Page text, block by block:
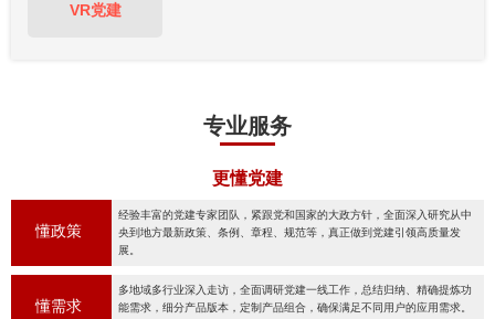
VR党建
专业服务
更懂党建
懂政策
经验丰富的党建专家团队，紧跟党和国家的大政方针，全面深入研究从中
央到地方最新政策、条例、章程、规范等，真正做到党建引领高质量发
展。
懂需求
多地域多行业深入走访，全面调研党建一线工作，总结归纳、精确提炼功
能需求，细分产品版本，定制产品组合，确保满足不同用户的应用需求。